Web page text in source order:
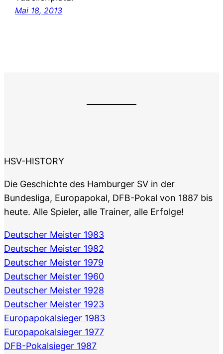
Mai 18, 2013
HSV-HISTORY
Die Geschichte des Hamburger SV in der
Bundesliga, Europapokal, DFB-Pokal von 1887 bis
heute. Alle Spieler, alle Trainer, alle Erfolge!
Deutscher Meister 1983
Deutscher Meister 1982
Deutscher Meister 1979
Deutscher Meister 1960
Deutscher Meister 1928
Deutscher Meister 1923
Europapokalsieger 1983
Europapokalsieger 1977
DFB-Pokalsieger 1987